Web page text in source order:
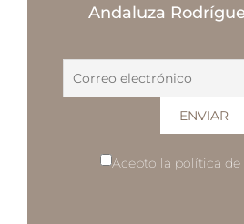
Andaluza
Acepto la política de